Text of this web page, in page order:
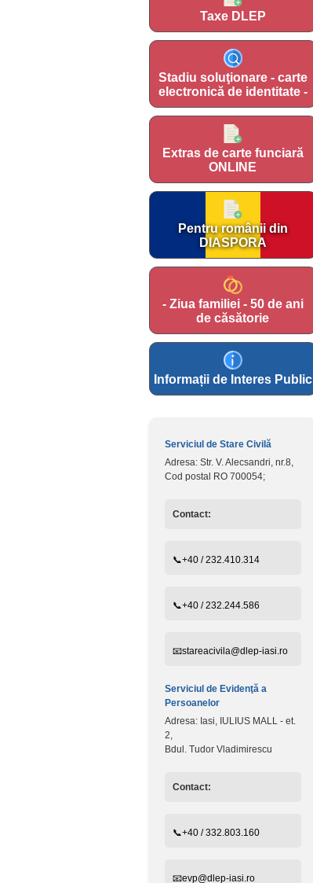
Taxe DLEP
Stadiu soluţionare - carte
electronică de identitate -
Extras de carte funciară
ONLINE
Pentru românii din
DIASPORA
- Ziua familiei - 50 de ani
de căsătorie
Informații de Interes Public
Serviciul de Stare Civilă
Adresa: Str. V. Alecsandri, nr.8,
Cod postal RO 700054;
Contact:
📞+40 / 232.410.314
📞+40 / 232.244.586
📧stareacivila@dlep-iasi.ro
Serviciul de Evidenţă a
Persoanelor
Adresa: Iasi, IULIUS MALL - et.
2,
Bdul. Tudor Vladimirescu
Contact:
📞+40 / 332.803.160
📧evp@dlep-iasi.ro